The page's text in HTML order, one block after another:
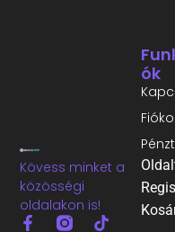
Kövess minket a
közösségi
oldalakon is!
Ók